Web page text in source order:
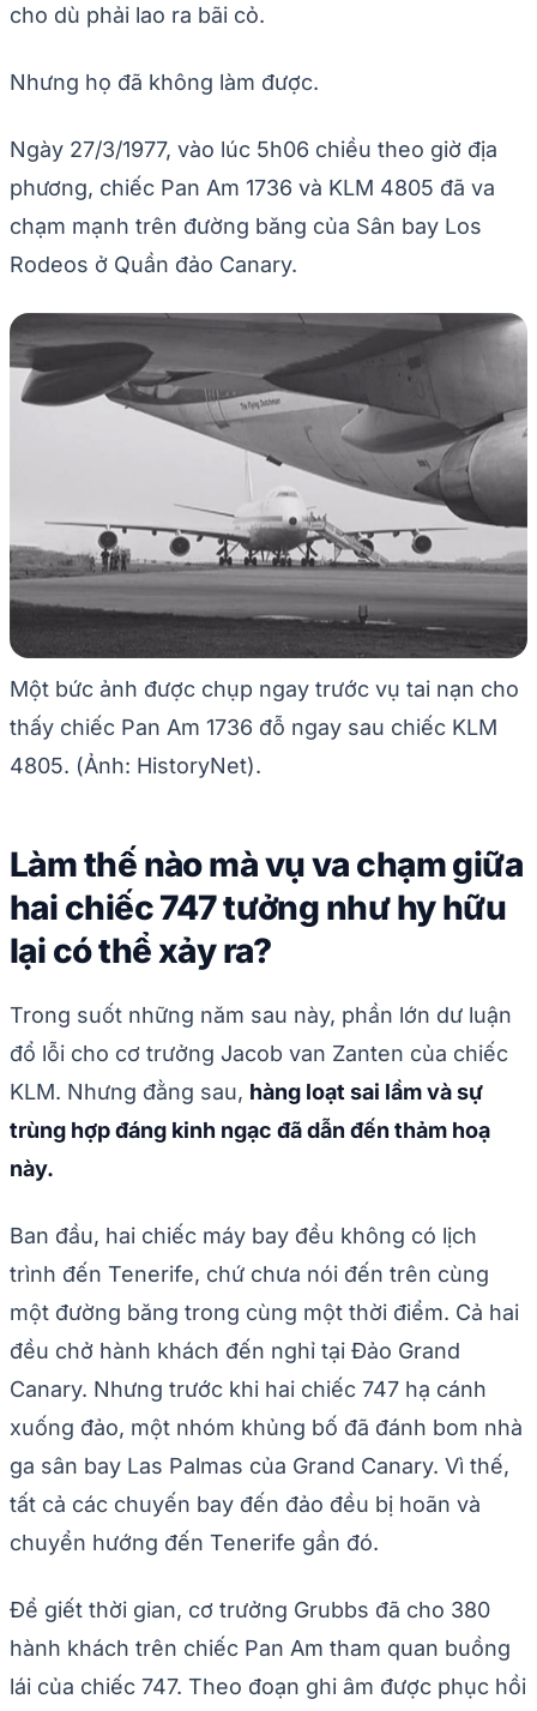
cho dù phải lao ra bãi cỏ.
Nhưng họ đã không làm được.
Ngày 27/3/1977, vào lúc 5h06 chiều theo giờ địa
phương, chiếc Pan Am 1736 và KLM 4805 đã va
chạm mạnh trên đường băng của Sân bay Los
Rodeos ở Quần đảo Canary.
Một bức ảnh được chụp ngay trước vụ tai nạn cho
thấy chiếc Pan Am 1736 đỗ ngay sau chiếc KLM
4805. (Ảnh: HistoryNet).
Làm thế nào mà vụ va chạm giữa
hai chiếc 747 tưởng như hy hữu
lại có thể xảy ra?
Trong suốt những năm sau này, phần lớn dư luận
đổ lỗi cho cơ trưởng Jacob van Zanten của chiếc
KLM. Nhưng đằng sau, hàng loạt sai lầm và sự
trùng hợp đáng kinh ngạc đã dẫn đến thảm hoạ
này.
Ban đầu, hai chiếc máy bay đều không có lịch
trình đến Tenerife, chứ chưa nói đến trên cùng
một đường băng trong cùng một thời điểm. Cả hai
đều chở hành khách đến nghỉ tại Đảo Grand
Canary. Nhưng trước khi hai chiếc 747 hạ cánh
xuống đảo, một nhóm khủng bố đã đánh bom nhà
ga sân bay Las Palmas của Grand Canary. Vì thế,
tất cả các chuyến bay đến đảo đều bị hoãn và
chuyển hướng đến Tenerife gần đó.
Để giết thời gian, cơ trưởng Grubbs đã cho 380
hành khách trên chiếc Pan Am tham quan buồng
lái của chiếc 747. Theo đoạn ghi âm được phục hồi